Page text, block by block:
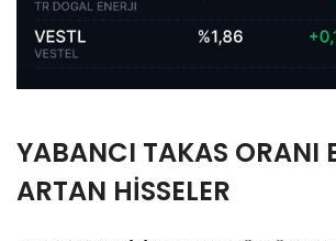
YABANCI TAKAS ORANI
ARTAN HİSSELER